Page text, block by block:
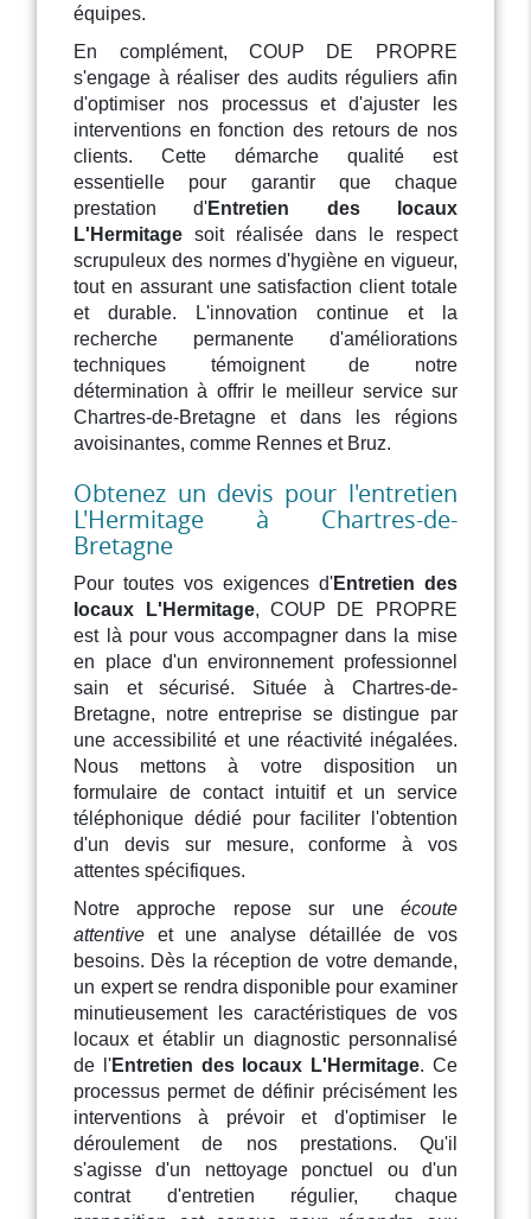
équipes.
En complément, COUP DE PROPRE
s'engage à réaliser des audits réguliers afin
d'optimiser nos processus et d'ajuster les
interventions en fonction des retours de nos
clients. Cette démarche qualité est
essentielle pour garantir que chaque
prestation d'Entretien des locaux
L'Hermitage soit réalisée dans le respect
scrupuleux des normes d'hygiène en vigueur,
tout en assurant une satisfaction client totale
et durable. L'innovation continue et la
recherche permanente d'améliorations
techniques témoignent de notre
détermination à offrir le meilleur service sur
Chartres-de-Bretagne et dans les régions
avoisinantes, comme Rennes et Bruz.
Obtenez un devis pour l'entretien
L'Hermitage à Chartres-de-
Bretagne
Pour toutes vos exigences d'Entretien des
locaux L'Hermitage, COUP DE PROPRE
est là pour vous accompagner dans la mise
en place d'un environnement professionnel
sain et sécurisé. Située à Chartres-de-
Bretagne, notre entreprise se distingue par
une accessibilité et une réactivité inégalées.
Nous mettons à votre disposition un
formulaire de contact intuitif et un service
téléphonique dédié pour faciliter l'obtention
d'un devis sur mesure, conforme à vos
attentes spécifiques.
Notre approche repose sur une écoute
attentive et une analyse détaillée de vos
besoins. Dès la réception de votre demande,
un expert se rendra disponible pour examiner
minutieusement les caractéristiques de vos
locaux et établir un diagnostic personnalisé
de l'Entretien des locaux L'Hermitage. Ce
processus permet de définir précisément les
interventions à prévoir et d'optimiser le
déroulement de nos prestations. Qu'il
s'agisse d'un nettoyage ponctuel ou d'un
contrat d'entretien régulier, chaque